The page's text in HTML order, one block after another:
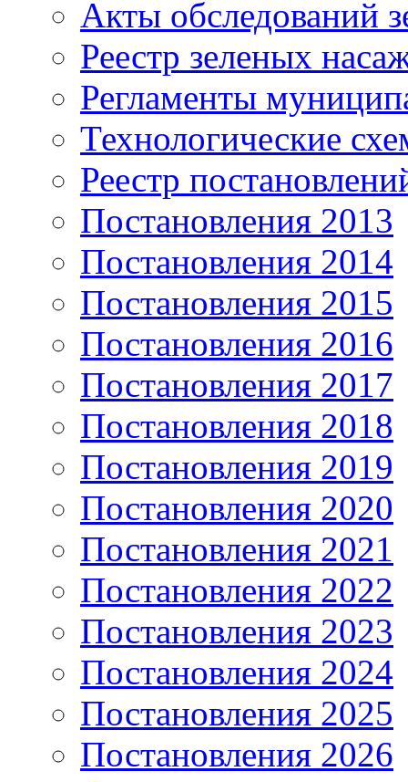
Акты обследований
Реестр зеленых
Регламенты
Технологические
Реестр
Постановления 2013
Постановления 2014
Постановления 2015
Постановления 2016
Постановления 2017
Постановления 2018
Постановления 2019
Постановления 2020
Постановления 2021
Постановления 2022
Постановления 2023
Постановления 2024
Постановления 2025
Постановления 2026